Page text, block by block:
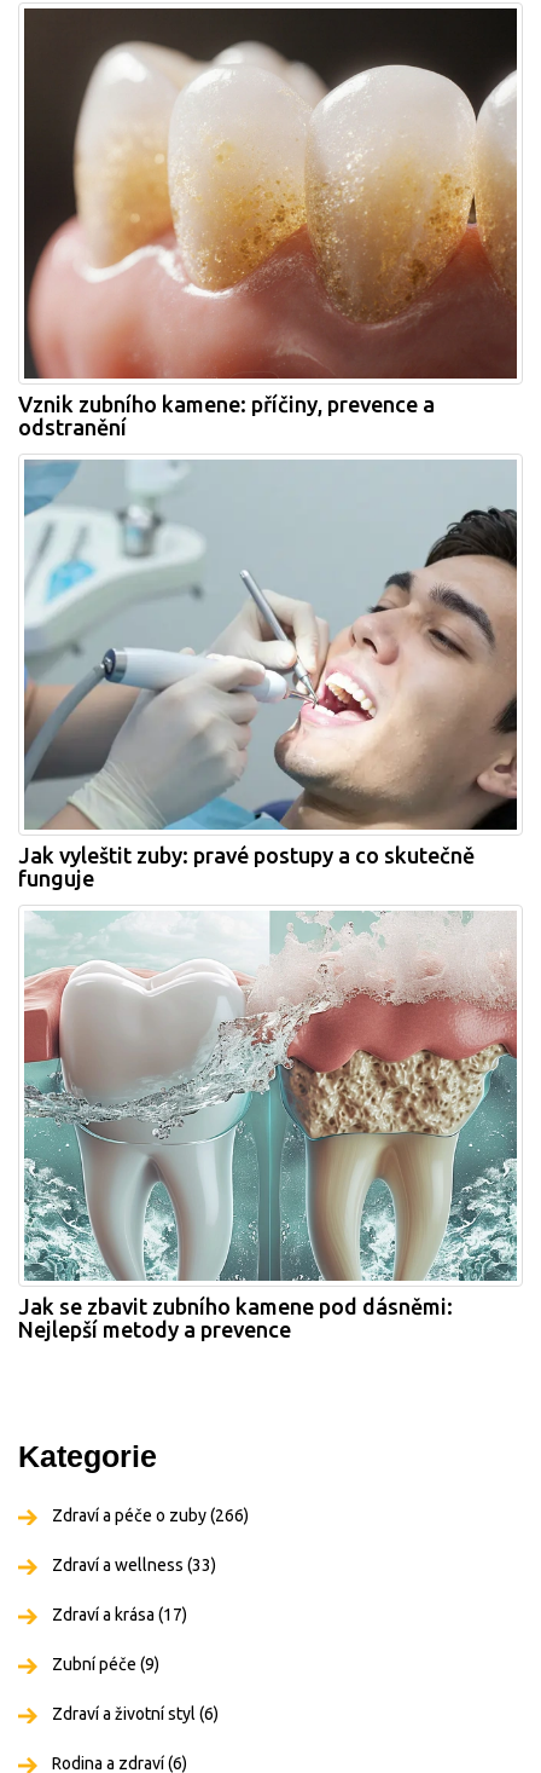
Vznik zubního kamene: příčiny, prevence a
odstranění
Jak vyleštit zuby: pravé postupy a co skutečně
funguje
Jak se zbavit zubního kamene pod dásněmi:
Nejlepší metody a prevence
Kategorie
Zdraví a péče o zuby(266)
Zdraví a wellness (33)
Zdraví a krása (17)
Zubní péče (9)
Zdraví a životní styl (6)
Rodina a zdraví(6)